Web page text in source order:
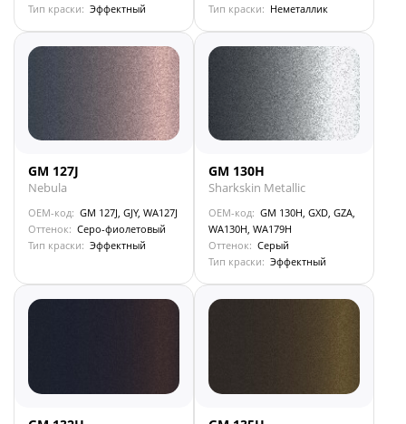
Тип краски: Эффектный
Тип краски: Неметаллик
GM 127J
Nebula
OEM-код: GM 127J, GJY, WA127J
Оттенок: Серо-фиолетовый
Тип краски: Эффектный
GM 130H
Sharkskin Metallic
OEM-код: GM 130H, GXD, GZA,
WA130H, WA179H
Оттенок: Серый
Тип краски: Эффектный